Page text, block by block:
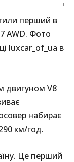
перший в
AWD. Фото
luxcar_of_ua в
двигуном V8
набирає
км/год.
Це перший